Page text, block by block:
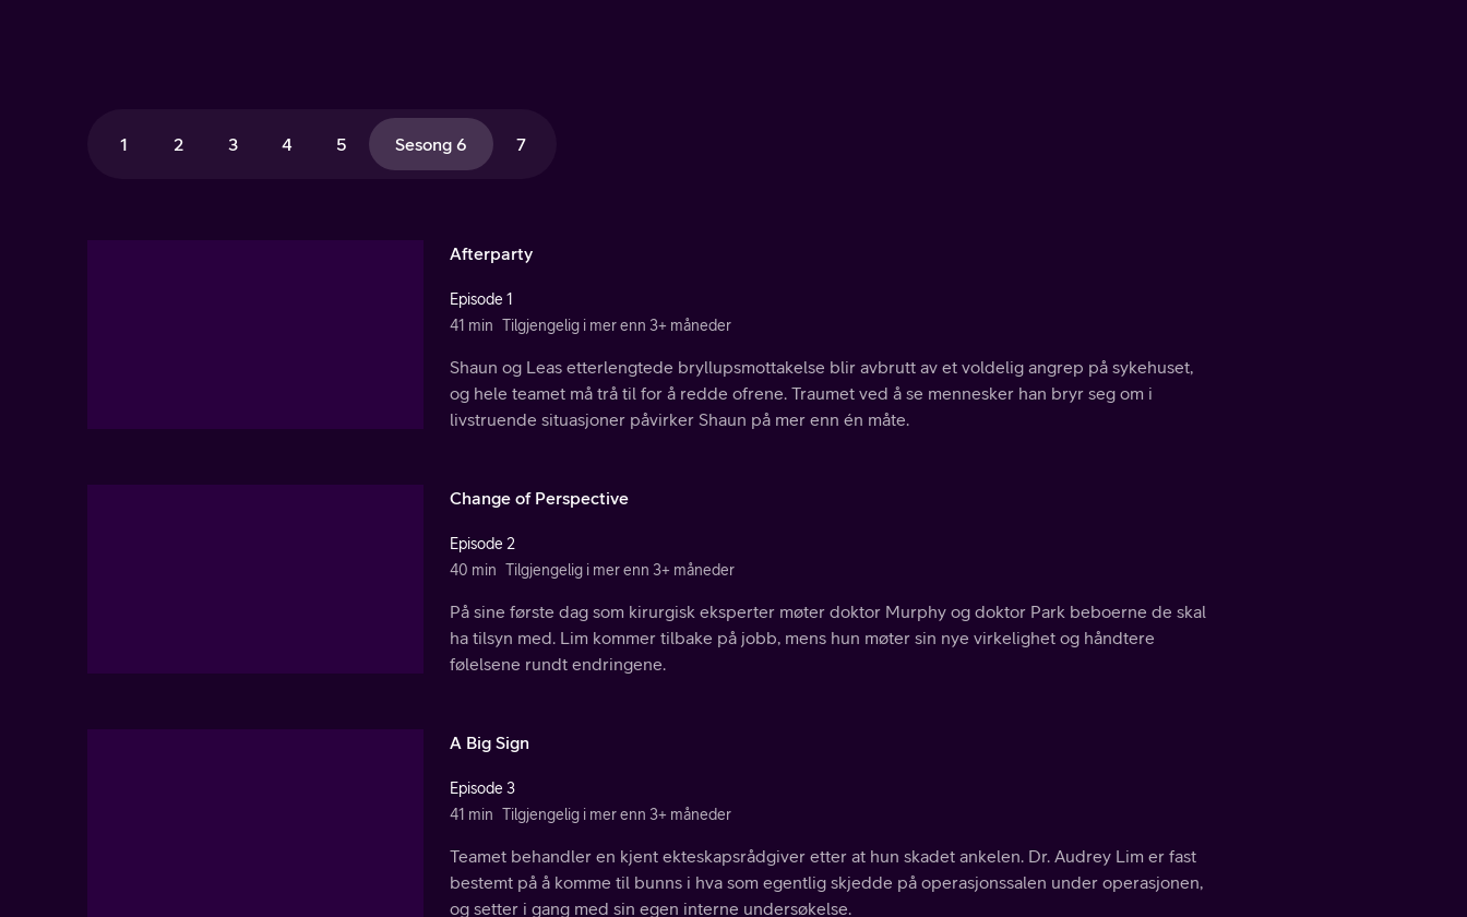
1 2 3 4 5 Sesong 6 7
Afterparty
Episode 1
41 min Tilgjengelig i mer enn 3+ måneder
Shaun og Leas etterlengtede bryllupsmottakelse blir avbrutt av et voldelig angrep på sykehuset,
og hele teamet må trå til for å redde ofrene. Traumet ved å se mennesker han bryr seg om i
livstruende situasjoner påvirker Shaun på mer enn én måte.
Change of Perspective
Episode 2
40 min Tilgjengelig i mer enn 3+ måneder
På sine første dag som kirurgisk eksperter møter doktor Murphy og doktor Park beboerne de skal
ha tilsyn med. Lim kommer tilbake på jobb, mens hun møter sin nye virkelighet og håndtere
følelsene rundt endringene.
A Big Sign
Episode 3
41 min Tilgjengelig i mer enn 3+ måneder
Teamet behandler en kjent ekteskapsrådgiver etter at hun skadet ankelen. Dr. Audrey Lim er fast
bestemt på å komme til bunns i hva som egentlig skjedde på operasjonssalen under operasjonen,
og setter i gang med sin egen interne undersøkelse.